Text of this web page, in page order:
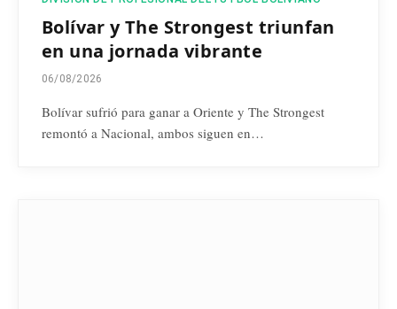
Bolívar y The Strongest triunfan
en una jornada vibrante
06/08/2026
Bolívar sufrió para ganar a Oriente y The Strongest
remontó a Nacional, ambos siguen en…